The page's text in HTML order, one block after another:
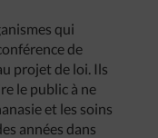
qui
de
projet de loi. Ils
le public à ne
et les soins
années dans